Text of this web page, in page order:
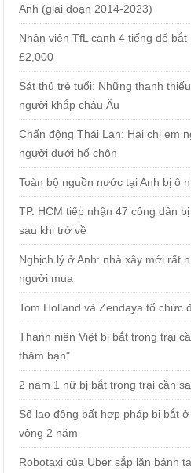
Anh (giai đoạn 2014-2023)
Nhân viên TfL canh 4 tiếng để
£2,000
Sát thủ trẻ tuổi: Những thanh
người khắp châu Âu
Chấn động Thái Lan: Hai chị em
người dưới hố chôn
Toàn bộ nguồn nước tại Anh bị ô
TP. HCM tiếp nhận 47 công dân
sau khi trở về
Nghịch lý ở Anh: nhà xây mới rất
người mua
Tom Holland và Zendaya tổ chức
Thanh niên Việt bị bắt trong trại
thăm bạn"
2 nam 1 nữ bị bắt trong trại cần
Số lao động bất hợp pháp bị bắt
vòng 2 năm
Robotaxi của Uber sắp lăn bánh